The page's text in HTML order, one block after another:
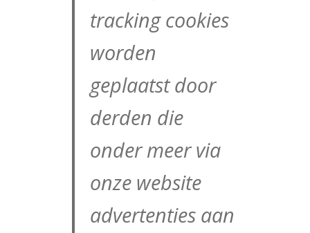
tracking cookies
worden
geplaatst door
derden die
onder meer via
onze website
advertenties aan